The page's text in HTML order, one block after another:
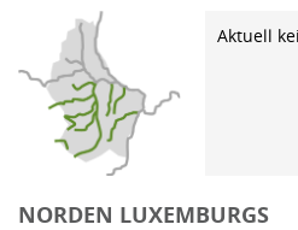
Aktuell
NORDEN LUXEMBURGS